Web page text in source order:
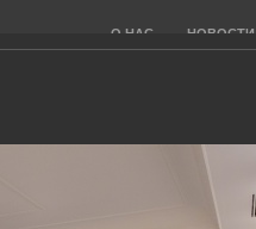
"ППСК"
О НАС НОВОСТИ